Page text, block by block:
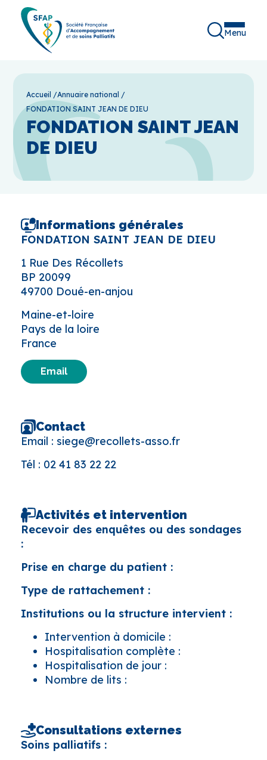
Menu
Accueil /Annuaire national /
FONDATION SAINT JEAN DE DIEU
FONDATION SAINT JEAN
DE DIEU
Informations générales
FONDATION SAINT JEAN DE DIEU
1 Rue Des Récollets
BP 20099
49700 Doué-en-anjou
Maine-et-loire
Pays de la loire
France
Email
Contact
Email : siege@recollets-asso.fr
Tél : 02 41 83 22 22
Activités et intervention
Recevoir des enquêtes ou des sondages
:
Prise en charge du patient :
Type de rattachement :
Institutions ou la structure intervient :
Intervention à domicile :
Hospitalisation complète :
Hospitalisation de jour :
Nombre de lits :
Consultations externes
Soins palliatifs :